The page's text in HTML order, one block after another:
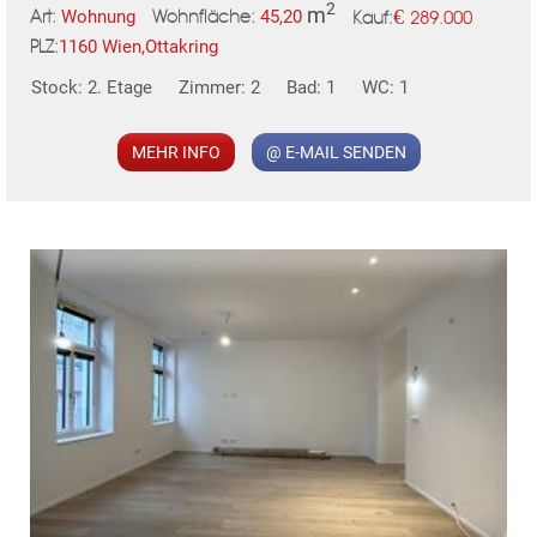
unsichtbare Lautsprecher aus Deutschland
* Alarmanlagen-Vorbereitung
* Videosprechanlage
Infrastruktur / Entfernungen
Arzt
Art: Wohnung Wohnfläche: 45,20 m2 Kauf:€ 289.000
PLZ:1160 Wien,Ottakring
Stock: 2. Etage
Zimmer: 2 Bad: 1 WC: 1
MEHR INFO @ E-MAIL SENDEN